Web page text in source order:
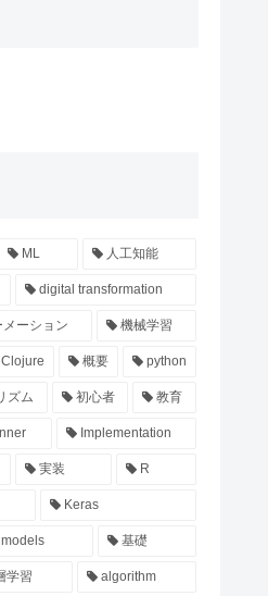
ML 人工知能
digital transformation
ーション 機械学習
Clojure 概要 python
ズム 初心者 教育
Implementation
実装 R
Keras
基礎
学習 algorithm